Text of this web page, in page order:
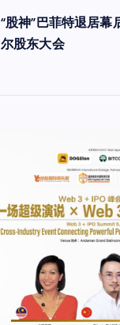
“股神”巴菲特退居
尔股东大会